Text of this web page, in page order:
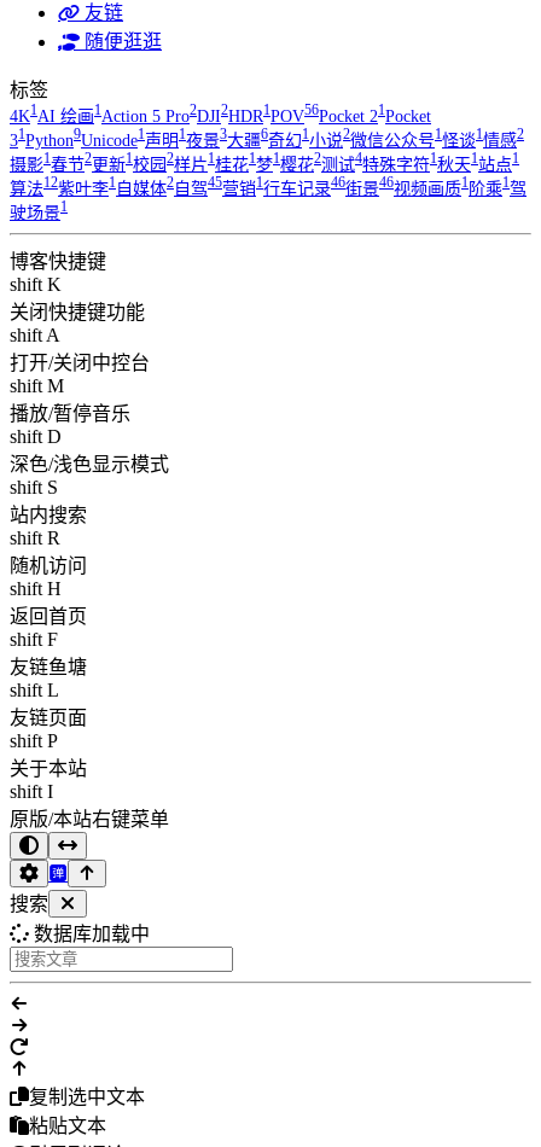
友链
随便逛逛
标签
4K1AI 绘画1Action 5 Pro2DJI2HDR1POV56Pocket 21Pocket
31Python9Unicode1声明 1夜景3大疆6奇幻1小说2微信公众号1怪谈1情感2
摄影1春节2更新1校园2样片1桂花1梦1樱花2测试4特殊字符1秋天1站点1
算法12紫叶李1自媒体2自驾45营销1行车记录46街景46视频画质1阶乘1驾
驶场景1
博客快捷键
shift K
关闭快捷键功能
shift A
打开/关闭中控台
shift M
播放/暂停音乐
shift D
深色/浅色显示模式
shift S
站内搜索
shift R
随机访问
shift H
返回首页
shift F
友链鱼塘
shift L
友链页面
shift P
关于本站
shift I
原版/本站右键菜单
搜索
数据库加载中
复制选中文本
粘贴文本